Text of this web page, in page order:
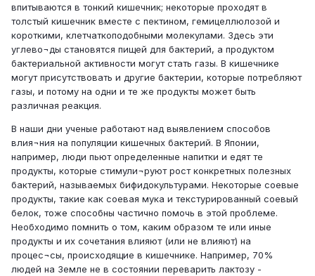
впитываются в тонкий кишечник; некоторые проходят в
толстый кишечник вместе с пектином, гемицеллюлозой и
короткими, клетчаткоподобными молекулами. Здесь эти
углево¬ды становятся пищей для бактерий, а продуктом
бактериальной активности могут стать газы. В кишечнике
могут присутствовать и другие бактерии, которые потребляют
газы, и потому на одни и те же продукты может быть
различная реакция.
В наши дни ученые работают над выявлением способов
влия¬ния на популяции кишечных бактерий. В Японии,
например, люди пьют определенные напитки и едят те
продукты, которые стимули¬руют рост конкретных полезных
бактерий, называемых бифидокультурами. Некоторые соевые
продукты, такие как соевая мука и текстурированный соевый
белок, тоже способны частично помочь в этой проблеме.
Необходимо помнить о том, каким образом те или иные
продукты и их сочетания влияют (или не влияют) на
процес¬сы, происходящие в кишечнике. Например, 70%
людей на Земле не в состоянии переварить лактозу -